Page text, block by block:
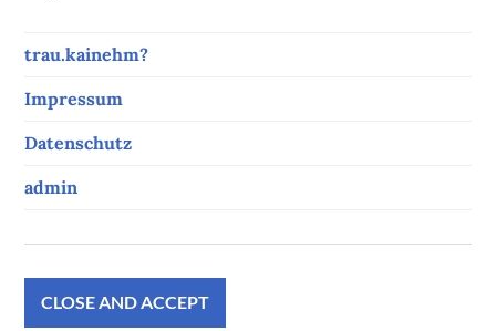
trau.kainehm?
Impressum
Datenschutz
admin